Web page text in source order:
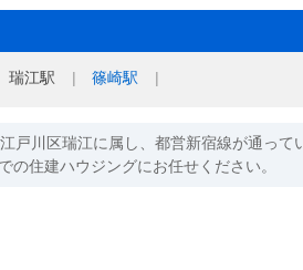
瑞江駅 篠崎駅
川区瑞江に属し、都営新宿線が通って
住建ハウジングにお任せください。